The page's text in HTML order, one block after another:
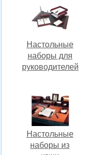
Настольные
наборы для
руководителей
Настольные
наборы из